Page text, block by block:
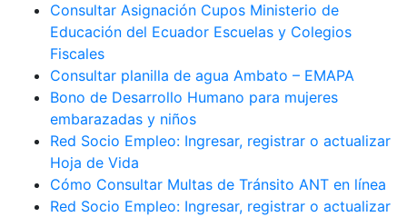
Consultar Asignación Cupos Ministerio de
Educación del Ecuador Escuelas y Colegios
Fiscales
Consultar planilla de agua Ambato – EMAPA
Bono de Desarrollo Humano para mujeres
embarazadas y niños
Red Socio Empleo: Ingresar, registrar o actualizar
Hoja de Vida
Cómo Consultar Multas de Tránsito ANT en línea
Red Socio Empleo: Ingresar, registrar o actualizar